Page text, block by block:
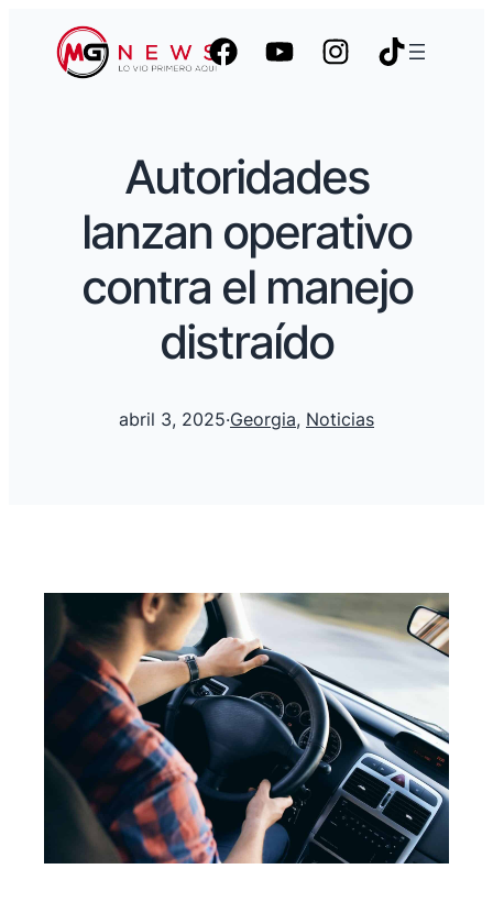
Autoridades
lanzan operativo
contra el manejo
distraído
abril 3, 2025·Georgia, Noticias